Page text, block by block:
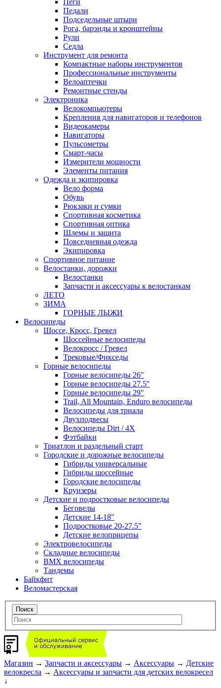
Педали
Подседельные штыри
Рога, барэнды и кронштейны
Рули
Седла
Инструмент для ремонта
Компактные наборы инструментов
Профессиональные инструменты
Велоаптечки
Ремонтные стенды
Электроника
Велокомпьютеры
Крепления для навигаторов и телефонов
Видеокамеры
Навигаторы
Пульсометры
Смарт-часы
Измерители мощности
Элементы питания
Одежда и экипировка
Вело форма
Обувь
Рюкзаки и сумки
Спортивная косметика
Спортивная оптика
Шлемы и защита
Повседневная одежда
Экипировка
Спортивное питание
Велостанки, дорожки
Велостанки
Запчасти и аксессуары к велостанкам
ЛЕТО
ЗИМА
ГОРНЫЕ ЛЫЖИ
Велосипеды
Шоссе, Кросс, Гревел
Шоссейные велосипеды
Велокросс / Гревел
Трековые/Фикседы
Горные велосипеды
Горные велосипеды 26"
Горные велосипеды 27.5"
Горные велосипеды 29"
Trail, All Mountain, Enduro велосипеды
Велосипеды для триала
Двухподвесы
Велосипеды Dirt / 4X
Фэтбайки
Триатлон и раздельный старт
Городские и дорожные велосипеды
Гибриды универсальные
Гибриды шоссейные
Городские велосипеды
Круизеры
Детские и подростковые велосипеды
Беговелы
Детские 14-18"
Подростковые 20-27.5"
Детские велоприцепы
Электровелосипеды
Складные велосипеды
BMX велосипеды
Тандемы
Байкфит
Веломастерская
Магазин → Запчасти и аксессуары → Аксессуары → Детские
велокресла → Аксессуары и запчасти для детских велокресел
↓